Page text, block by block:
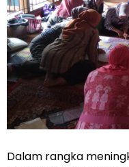
Dalam rangka